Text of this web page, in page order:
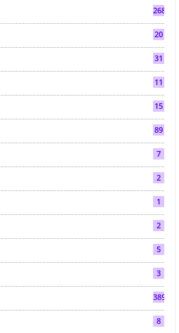
268
20
31
11
15
89
7
2
1
2
5
3
3892
8